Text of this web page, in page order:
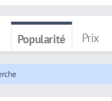
Popularité Prix